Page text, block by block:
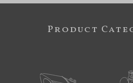
Product